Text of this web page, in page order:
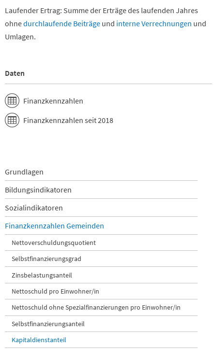
Laufender Ertrag: Summe der Erträge des laufenden Jahres
ohnedurchlaufende Beiträge und interne Verrechnungen und
Umlagen.
Daten
Finanzkennzahlen
Finanzkennzahlen seit 2018
Navigation
überspringen
Grundlagen
Bildungsindikatoren
Sozialindikatoren
Finanzkennzahlen Gemeinden
Nettoverschuldungsquotient
Selbstfinanzierungsgrad
Zinsbelastungsanteil
Nettoschuld pro Einwohner/in
Nettoschuld ohne Spezialfinanzierungen pro Einwohner/in
Selbstfinanzierungsanteil
Kapitaldienstanteil